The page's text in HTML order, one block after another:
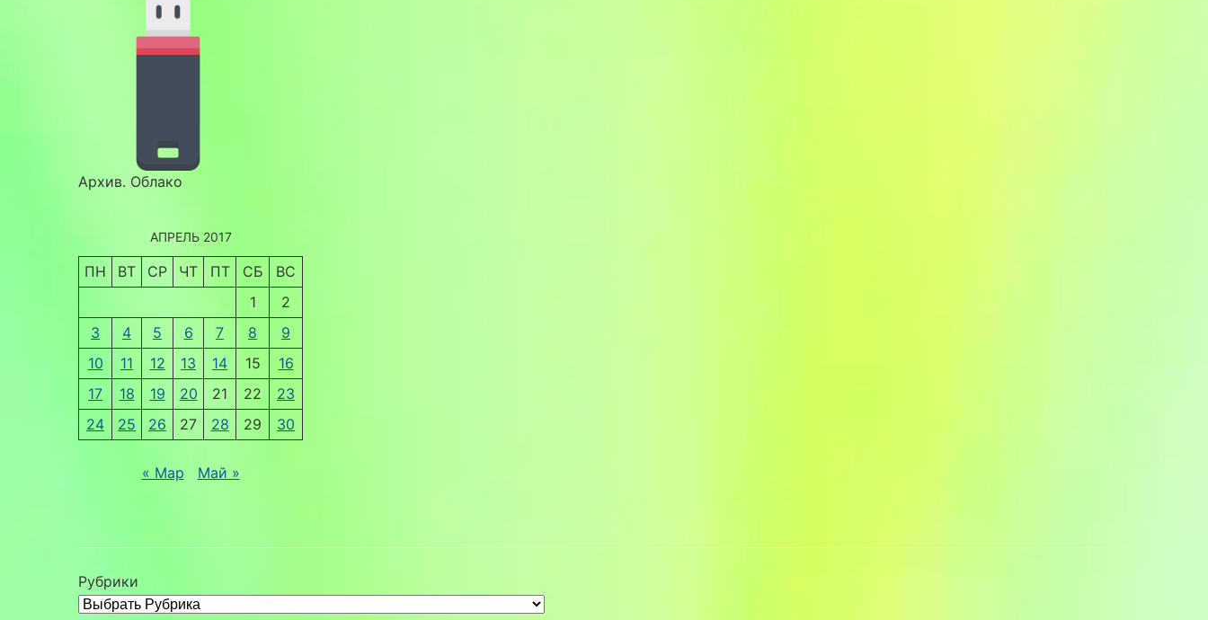
Архив. Облако
АПРЕЛЬ 2017
ПН ВТ СР ЧТ ПТ СБ
ВС
1
2
3
4 5 6 7 8
9
10
11 12 13 14 15
16
17
18 19 20 21 22
23
24
25 26 27 28 29 30
« Мар Май »
Рубрики